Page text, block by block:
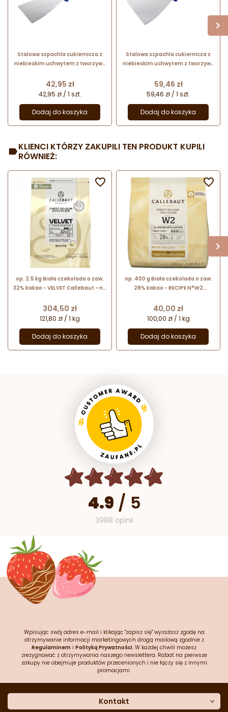
Stalowa szpachla cukiernicza z
niebieskim uchwytem z tworzywa
68675 Thermohauser
Cena
42,95 zł
42,95 zł / 1 szt.
Dodaj do koszyka
Stalowa szpachla cukiernicza z
niebieskim uchwytem z tworzywa
68695 Thermohauser
Cena
59,46 zł
59,46 zł / 1 szt.
Dodaj do koszyka
KLIENCI KTÓRZY ZAKUPILI TEN PRODUKT KUPILI
RÓWNIEŻ:
op. 2.5 kg Biała czekolada o zaw.
32% kakao - VELVET Callebaut - nr.
Cena
304,50 zł
121,80 zł / 1 kg
Dodaj do koszyka

op. 400 g Biała czekolada o zaw.
28% kakao - RECIPE N°W2
Cena
40,00 zł
100,00 zł / 1 kg
Dodaj do koszyka

4.9 / 5
3988 opinii
Wpisując swój adres e-mail i klikając "zapisz się" wyrażasz zgodę na
otrzymywanie informacji marketingowych drogą mailową zgodnie z
Regulaminem i Polityką Prywatności. W każdej chwili możesz
zrezygnować z otrzymywania naszego newslettera. Rabat na pierwsze
zakupy nie obejmuje produktów przecenionych i nie łączy się z innymi
promocjami.
Kontakt